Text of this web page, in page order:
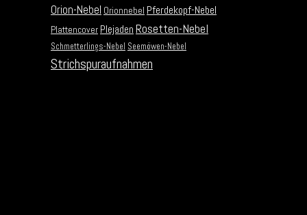
Orion-Nebel Orionnebel Pferdekopf-Nebel
Plattencover Plejaden Rosetten-Nebel
Schmetterlings-Nebel Seemöwen-Nebel
Strichspuraufnahmen